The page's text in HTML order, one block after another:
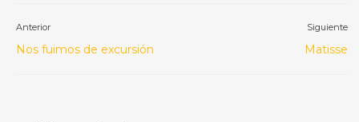
Anterior
Nos fuimos de excursión
Siguiente
Matisse